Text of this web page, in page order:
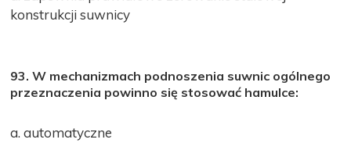
konstrukcji suwnicy
93. W mechanizmach podnoszenia suwnic ogólnego
przeznaczenia powinno się stosować hamulce:
a. automatyczne